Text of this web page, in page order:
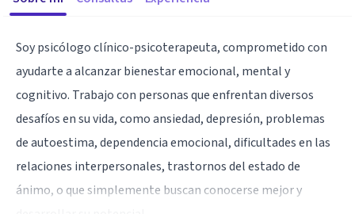
Soy psicólogo clínico-psicoterapeuta, comprometido con
ayudarte a alcanzar bienestar emocional, mental y
cognitivo. Trabajo con personas que enfrentan diversos
desafíos en su vida, como ansiedad, depresión, problemas
de autoestima, dependencia emocional, dificultades en las
relaciones interpersonales, trastornos del estado de
ánimo, o que simplemente buscan conocerse mejor y